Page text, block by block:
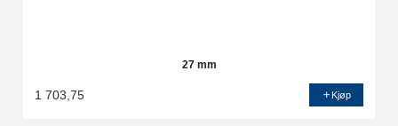
27 mm
1 703,75 Kjøp